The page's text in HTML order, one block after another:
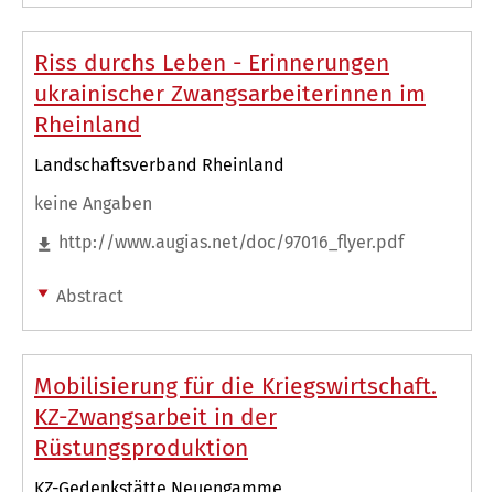
Riss durchs Leben - Erinnerungen
ukrainischer Zwangsarbeiterinnen im
Rheinland
Landschaftsverband Rheinland
keine Angaben
http://www.augias.net/doc/97016_flyer.pdf
Abstract
Mobilisierung für die Kriegswirtschaft.
KZ-Zwangsarbeit in der
Rüstungsproduktion